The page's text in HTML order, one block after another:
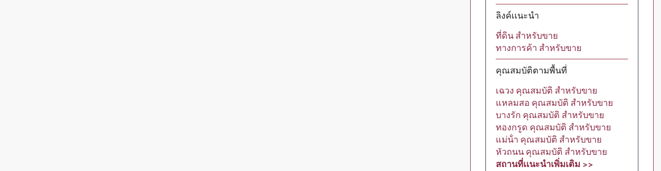
ลิงค์เเนะนำ
ที่ดิน สำหรับขาย
ทางการค้า สำหรับขาย
คุณสมบัติตามพื้นที่
เฉวง คุณสมบัติ สำหรับขาย
แหลมสอ คุณสมบัติ สำหรับขาย
บางรัก คุณสมบัติ สำหรับขาย
ทองกรูด คุณสมบัติ สำหรับขาย
แม่น้ํา คุณสมบัติ สำหรับขาย
หัวถนน คุณสมบัติ สำหรับขาย
สถานที่เเนะนำเพิ่มเติม >>